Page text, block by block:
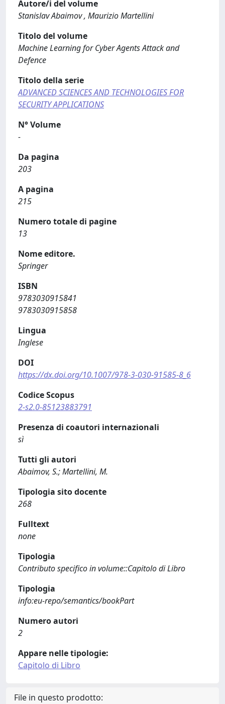
Autore/i del volume
Stanislav Abaimov , Maurizio Martellini
Titolo del volume
Machine Learning for Cyber Agents Attack and
Defence
Titolo della serie
ADVANCED SCIENCES AND TECHNOLOGIES FOR
SECURITY APPLICATIONS
N° Volume
-
Da pagina
203
A pagina
215
Numero totale di pagine
13
Nome editore.
Springer
ISBN
9783030915841
9783030915858
Lingua
Inglese
DOI
https://dx.doi.org/10.1007/978-3-030-91585-8_6
Codice Scopus
2-s2.0-85123883791
Presenza di coautori internazionali
sì
Tutti gli autori
Abaimov, S.; Martellini, M.
Tipologia sito docente
268
Fulltext
none
Tipologia
Contributo specifico in volume::Capitolo di Libro
Tipologia
info:eu-repo/semantics/bookPart
Numero autori
2
Appare nelle tipologie:
Capitolo di Libro
File in questo prodotto: